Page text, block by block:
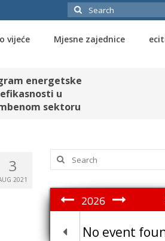
Search
for:
vijeće
Mjesne zajednice
energetske
efikasnosti u
sektoru
3
2021
Search
for:
2026
No event